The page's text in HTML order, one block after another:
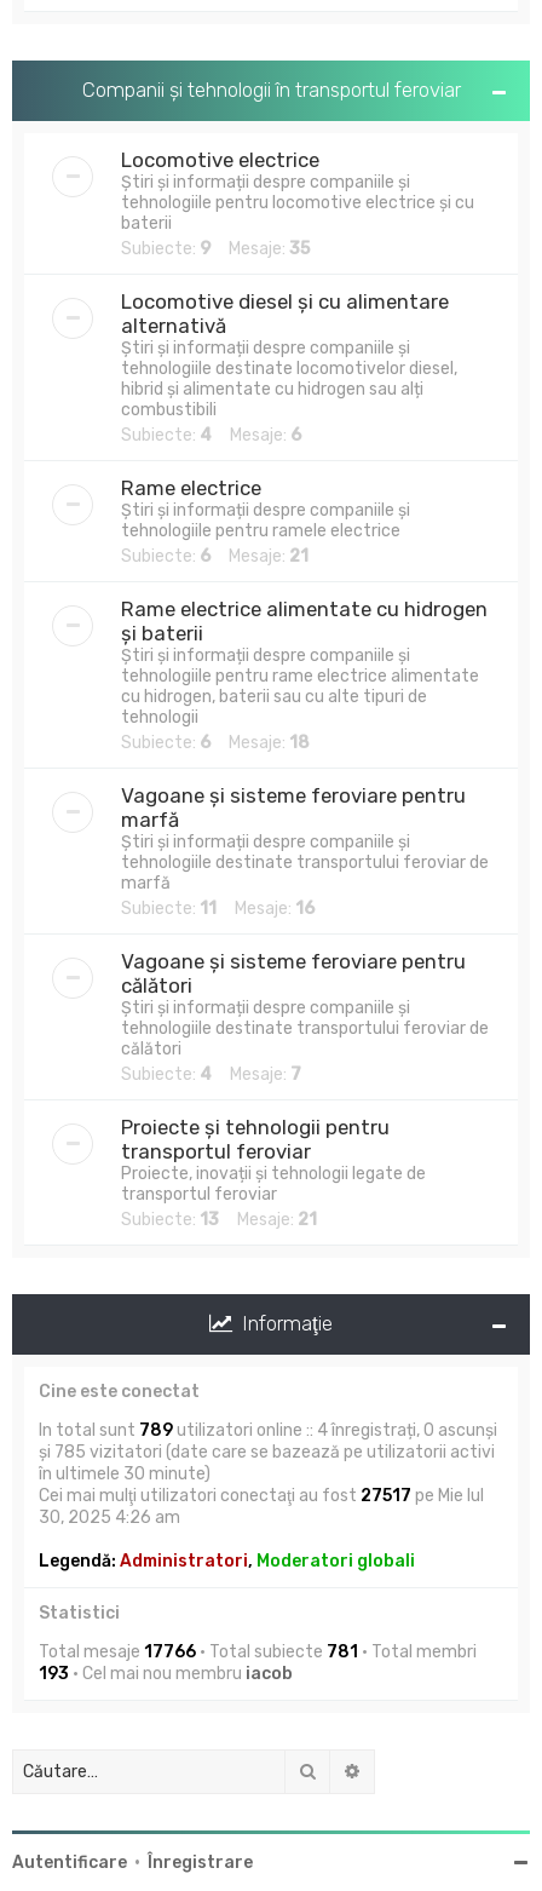
Companii și tehnologii în transportul feroviar
Locomotive electrice
Știri și informații despre companiile și
tehnologiile pentru locomotive electrice și cu
baterii
Subiecte: 9 Mesaje: 35
Locomotive diesel și cu alimentare
alternativă
Știri și informații despre companiile și
tehnologiile destinate locomotivelor diesel,
hibrid și alimentate cu hidrogen sau alți
combustibili
Subiecte: 4 Mesaje: 6
Rame electrice
Știri și informații despre companiile și
tehnologiile pentru ramele electrice
Subiecte: 6 Mesaje: 21
Rame electrice alimentate cu hidrogen
și baterii
Știri și informații despre companiile și
tehnologiile pentru rame electrice alimentate
cu hidrogen, baterii sau cu alte tipuri de
tehnologii
Subiecte: 6 Mesaje: 18
Vagoane și sisteme feroviare pentru
marfă
Știri și informații despre companiile și
tehnologiile destinate transportului feroviar de
marfă
Subiecte: 11 Mesaje: 16
Vagoane și sisteme feroviare pentru
călători
Știri și informații despre companiile și
tehnologiile destinate transportului feroviar de
călători
Subiecte: 4 Mesaje: 7
Proiecte și tehnologii pentru
transportul feroviar
Proiecte, inovații și tehnologii legate de
transportul feroviar
Subiecte: 13 Mesaje: 21
Informaţie
Cine este conectat
In total sunt 789utilizatori online :: 4 înregistrați, 0 ascunși
și 785 vizitatori (date care se bazează pe utilizatorii activi
în ultimele 30 minute)
Cei mai mulţi utilizatori conectaţi au fost 27517 pe Mie Iul
30, 2025 4:26 am
Legendă: Administratori, Moderatori globali
Statistici
Total mesaje 17766 • Total subiecte 781 • Total membri
193 • Cel mai nou membru iacob
Căutare
Autentificare • Înregistrare